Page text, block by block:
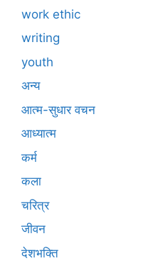
work ethic
writing
youth
अन्य
आत्म-सुधार वचन
आध्यात्म
कर्म
कला
चरित्र
जीवन
देशभक्ति